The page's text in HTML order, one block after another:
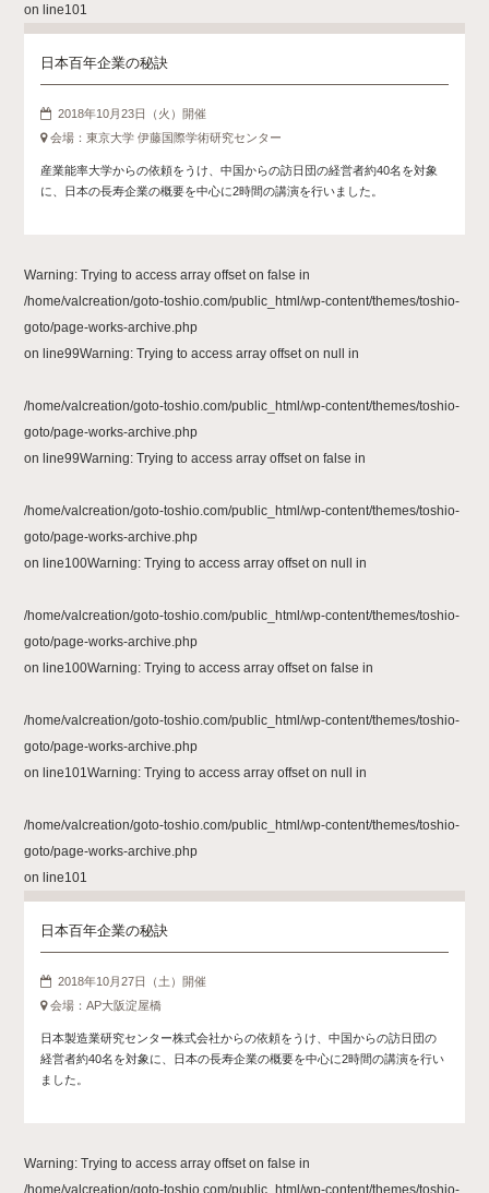
on line101
日本百年企業の秘訣
2018年10月23日（火）開催
会場：東京大学 伊藤国際学術研究センター
産業能率大学からの依頼をうけ、中国からの訪日団の経営者約40名を対象
に、日本の長寿企業の概要を中心に2時間の講演を行いました。
Warning: Trying to access array offset on false in
/home/valcreation/goto-toshio.com/public_html/wp-content/themes/toshio-
goto/page-works-archive.php
on line99Warning: Trying to access array offset on null in
/home/valcreation/goto-toshio.com/public_html/wp-content/themes/toshio-
goto/page-works-archive.php
on line99Warning: Trying to access array offset on false in
/home/valcreation/goto-toshio.com/public_html/wp-content/themes/toshio-
goto/page-works-archive.php
on line100Warning: Trying to access array offset on null in
/home/valcreation/goto-toshio.com/public_html/wp-content/themes/toshio-
goto/page-works-archive.php
on line100Warning: Trying to access array offset on false in
/home/valcreation/goto-toshio.com/public_html/wp-content/themes/toshio-
goto/page-works-archive.php
on line101Warning: Trying to access array offset on null in
/home/valcreation/goto-toshio.com/public_html/wp-content/themes/toshio-
goto/page-works-archive.php
on line101
日本百年企業の秘訣
2018年10月27日（土）開催
会場：AP大阪淀屋橋
日本製造業研究センター株式会社からの依頼をうけ、中国からの訪日団の
経営者約40名を対象に、日本の長寿企業の概要を中心に2時間の講演を行い
ました。
Warning: Trying to access array offset on false in
/home/valcreation/goto-toshio.com/public_html/wp-content/themes/toshio-